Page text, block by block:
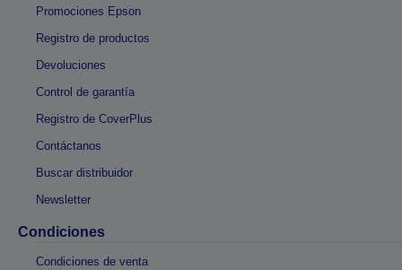
Promociones Epson
Registro de productos
Devoluciones
Control de garantía
Registro de CoverPlus
Contáctanos
Buscar distribuidor
Newsletter
Condiciones
Condiciones de venta